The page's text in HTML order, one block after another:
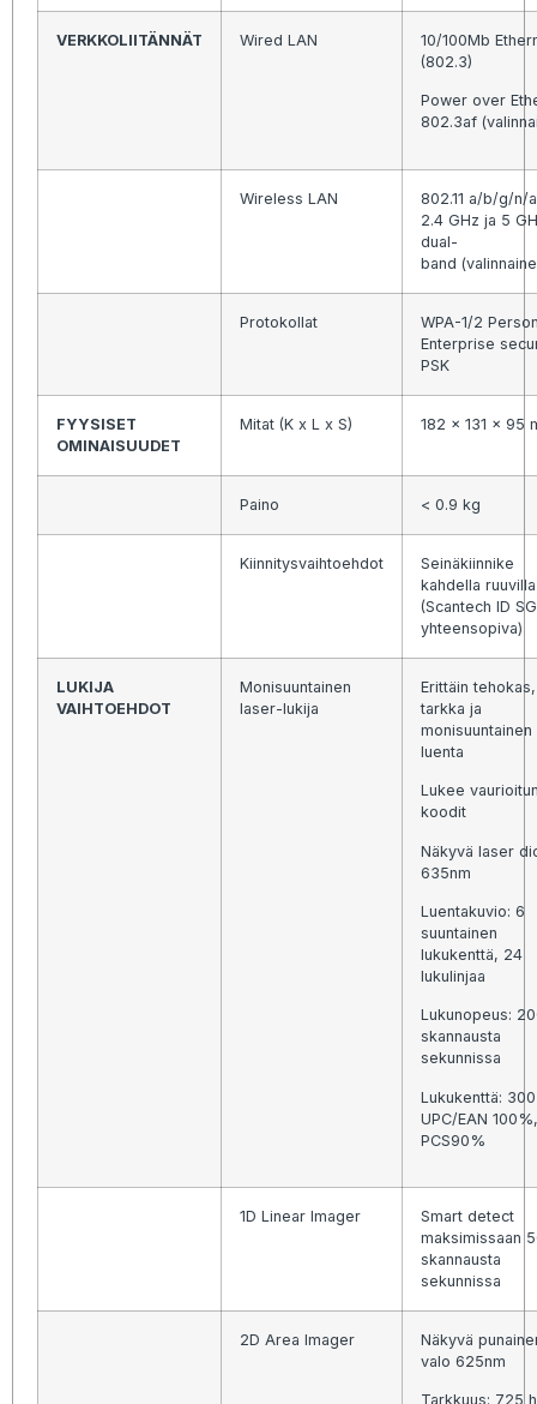
VERKKOLIITÄNNÄT Wired LAN
10/100Mb
(802.3)
Power over
802.3af
Wireless LAN
802.11 a/b/g/n/
2.4 GHz ja 5
dual-
band
Protokollat
WPA-1/2
Enterprise
PSK
FYYSISET
OMINAISUUDET
Mitat (K x L x S) 182 x 131 x 95
Paino < 0.9 kg
Kiinnitysvaihtoehdot
Seinäkiinnike
kahdella ruuvilla
(Scantech ID
yhteensopiva)
LUKIJA
VAIHTOEHDOT
Monisuuntainen
laser-lukija
Erittäin tehokas,
tarkka ja
monisuuntainen
luenta
Lukee
koodit
Näkyvä laser
635nm
Luentakuvio: 6
suuntainen
lukukenttä, 24
lukulinjaa
Lukunopeus:
skannausta
sekunnissa
Lukukenttä:
UPC/EAN 100%,
PCS90%
1D Linear Imager
Smart detect
maksimissaan
skannausta
sekunnissa
2D Area Imager
Näkyvä
valo 625nm
Tarkkuus: 725